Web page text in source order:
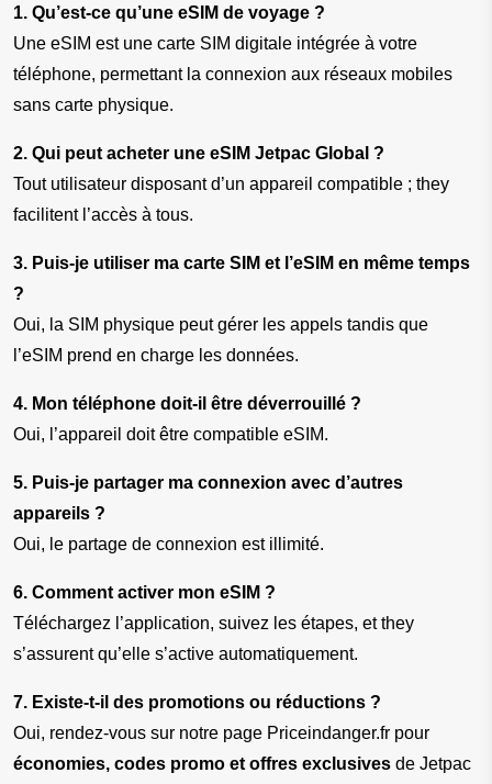
1. Qu’est-ce qu’une eSIM de voyage ?
Une eSIM est une carte SIM digitale intégrée à votre
téléphone, permettant la connexion aux réseaux mobiles
sans carte physique.
2. Qui peut acheter une eSIM Jetpac Global ?
Tout utilisateur disposant d’un appareil compatible ; they
facilitent l’accès à tous.
3. Puis-je utiliser ma carte SIM et l’eSIM en même temps
?
Oui, la SIM physique peut gérer les appels tandis que
l’eSIM prend en charge les données.
4. Mon téléphone doit-il être déverrouillé ?
Oui, l’appareil doit être compatible eSIM.
5. Puis-je partager ma connexion avec d’autres
appareils ?
Oui, le partage de connexion est illimité.
6. Comment activer mon eSIM ?
Téléchargez l’application, suivez les étapes, et they
s’assurent qu’elle s’active automatiquement.
7. Existe-t-il des promotions ou réductions ?
économies, codes promo et offres exclusives de Jetpac